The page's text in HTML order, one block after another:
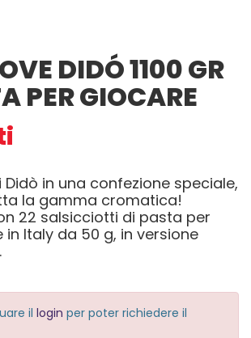
DIDÓ 1100 GR
PER GIOCARE
in una confezione speciale,
la gamma cromatica!
22 salsicciotti di pasta per
Italy da 50 g, in versione
il login per poter richiedere il